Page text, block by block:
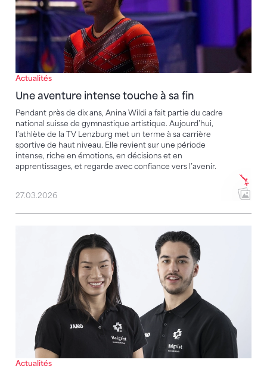
Actualités
Une aventure intense touche à sa fin
Pendant près de dix ans, Anina Wildi a fait partie du cadre
national suisse de gymnastique artistique. Aujourd’hui,
l’athlète de la TV Lenzburg met un terme à sa carrière
sportive de haut niveau. Elle revient sur une période
intense, riche en émotions, en décisions et en
apprentissages, et regarde avec confiance vers l’avenir.
27.03.2026
Actualités
Wu et Frey, nouveaux capitaines des équipes de